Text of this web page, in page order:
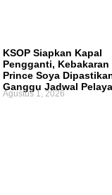
KSOP Siapkan Kapal
Pengganti, Kebakaran
Prince Soya
Ganggu Jadwal
Agustus 1, 2026